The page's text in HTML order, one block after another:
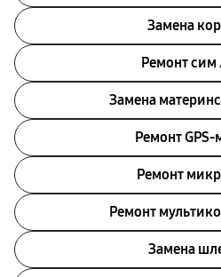
Замена
Ремонт сим
Замена
Ремонт
Ремонт
Ремонт
Замена